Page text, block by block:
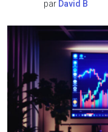
par David B